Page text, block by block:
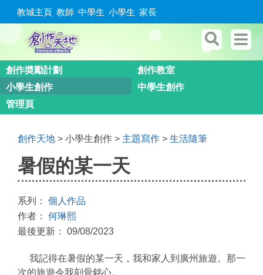
教城主頁 教師 中學生 小學生 家長
創作奬勵計劃
創作教室
小學生創作
中學生創作
管理頁
創作天地 > 小學生創作 > 主題寫作 > 生活隨筆
暑假的某一天
系列： 個人作品
作者： 何琳熙
最後更新： 09/08/2023
我記得在暑假的某一天，我和家人到廣州旅遊。那一
次的旅遊令我刻骨銘心。